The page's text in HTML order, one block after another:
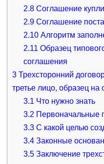
2.8 Соглашение
2.9 Соглашение
2.10 Алгоритм
2.11 Образец
соглашения
3Трехсторонний
третье лицо, образец на
3.1 Что нужно знать
3.2 Первоначальные
3.3 С какой целью
3.4 Законные
3.5 Заключение